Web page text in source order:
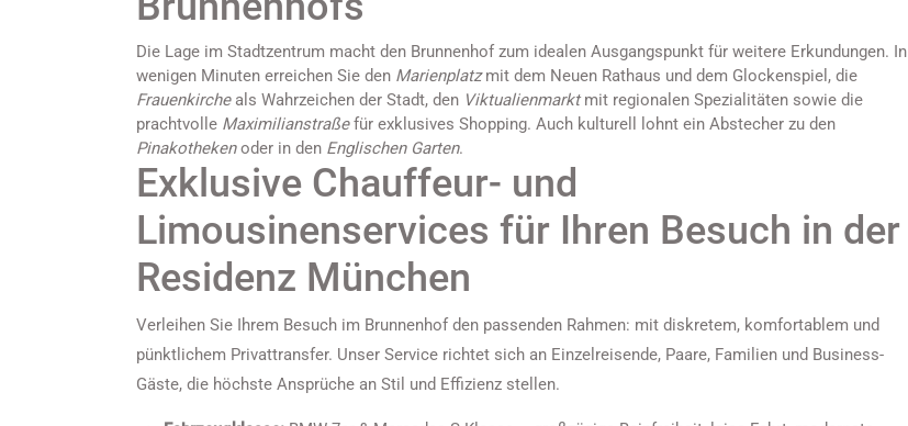
Die Lage im Stadtzentrum macht den Brunnenhof zum idealen Ausgangspunkt für weitere Erkundungen. In
wenigen Minuten erreichen Sie den Marienplatzmit dem Neuen Rathaus und dem Glockenspiel, die
Frauenkircheals Wahrzeichen der Stadt, den Viktualienmarktmit regionalen Spezialitäten sowie die
prachtvolle Maximilianstraßefür exklusives Shopping. Auch kulturell lohnt ein Abstecher zu den
Pinakothekenoder in den Englischen Garten.
Exklusive Chauffeur- und
Limousinenservices für Ihren Besuch in der
Residenz München
Verleihen Sie Ihrem Besuch im Brunnenhof den passenden Rahmen: mit diskretem, komfortablem und
pünktlichem Privattransfer. Unser Service richtet sich an Einzelreisende, Paare, Familien und Business-
Gäste, die höchste Ansprüche an Stil und Effizienz stellen.